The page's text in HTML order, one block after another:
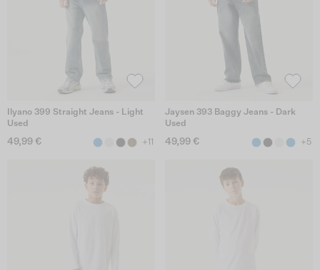
Ilyano 399 Straight Jeans - Light
Used
49,99 € +11
Jaysen 393 Baggy Jeans - Dark
Used
49,99 € +5